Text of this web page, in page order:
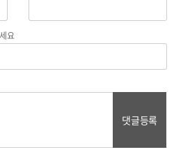
요
댓글등록